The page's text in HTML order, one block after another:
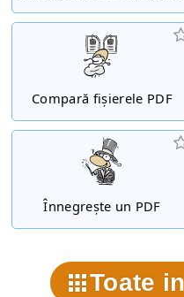
Compară fișierele PDF
Înnegrește un PDF
Toate